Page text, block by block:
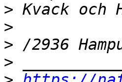
>
>
>
>